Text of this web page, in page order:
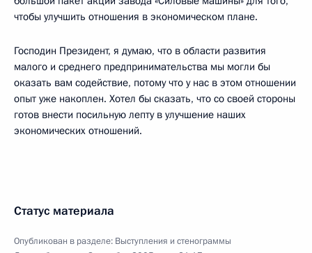
чтобы улучшить отношения в экономическом плане.
Господин Президент, я думаю, что в области развития
малого и среднего предпринимательства мы могли бы
оказать вам содействие, потому что у нас в этом отношении
опыт уже накоплен. Хотел бы сказать, что со своей стороны
готов внести посильную лепту в улучшение наших
экономических отношений.
Статус материала
Опубликован в разделе: Выступления и стенограммы